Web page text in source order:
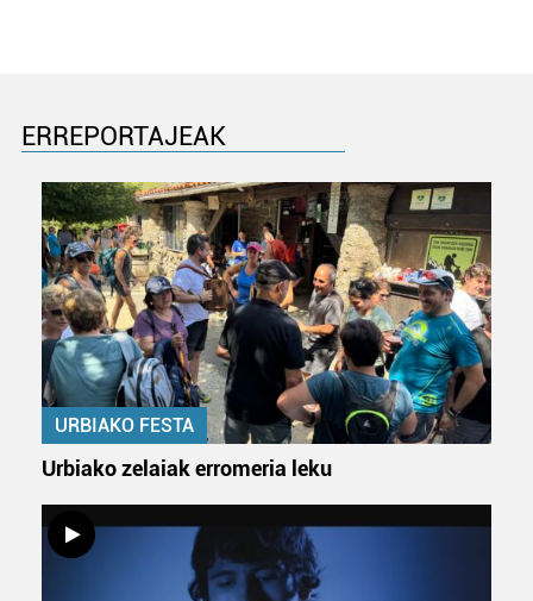
buruzko informazio gehiago eta ezarri zure lehentasunak
datuen atalean. Edozein unetan alda edo ken dezakezu
zure baimena Cookieen adierazpenean.
Webgune honek cookie propioak eta hirugarrenen cookie-
fitxategiak erabiltzen ditu. Zure esperientzia eta
zerbitzuak hobetzeko asmoz, cookie teknologiaz
baliatzen gara. Ohar hau onartuz gero, teknologia hori
erabiltzeko baimen esplizitua ematen diguzu.Gehiago
ERREPORTAJEAK
URBIAKO FESTA
Urbiako zelaiak erromeria leku